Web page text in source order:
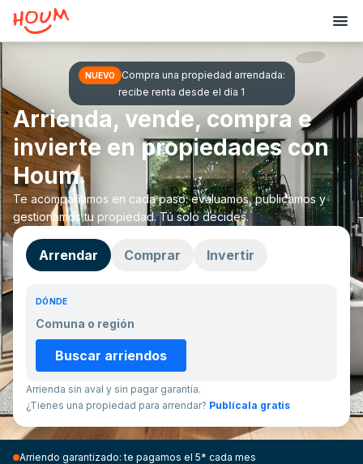
NUEVO
Compra una propiedad arrendada:
recibe renta desde el día 1
Arrienda, vende, compra e
invierte en propiedades con
Houm.
Te acompañamos en cada paso: evaluamos, publicamos y
gestionamos tu propiedad. Tú solo decides.
Arrendar Comprar Invertir
DÓNDE
Buscar arriendos
Arrienda sin aval y sin pagar garantía.
¿Tienes una propiedad para arrendar? Publícala gratis
Arriendo garantizado: te pagamos el 5* cada mes